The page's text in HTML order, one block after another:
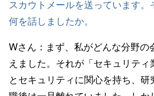
スカウトメールを送っています
何を話しましたか。
Wさん： まず、私がどんな分野
えました。それが「セキュリテ
とセキュリティに関心を持ち、